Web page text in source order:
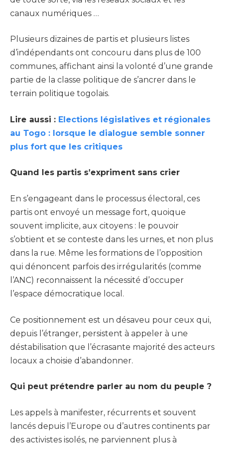
canaux numériques …
Plusieurs dizaines de partis et plusieurs listes
d’indépendants ont concouru dans plus de 100
communes, affichant ainsi la volonté d’une grande
partie de la classe politique de s’ancrer dans le
terrain politique togolais.
Lire aussi : Elections législatives et régionales
au Togo : lorsque le dialogue semble sonner
plus fort que les critiques
Quand les partis s’expriment sans crier
En s’engageant dans le processus électoral, ces
partis ont envoyé un message fort, quoique
souvent implicite, aux citoyens : le pouvoir
s’obtient et se conteste dans les urnes, et non plus
dans la rue. Même les formations de l’opposition
qui dénoncent parfois des irrégularités (comme
l’ANC) reconnaissent la nécessité d’occuper
l’espace démocratique local.
Ce positionnement est un désaveu pour ceux qui,
depuis l’étranger, persistent à appeler à une
déstabilisation que l’écrasante majorité des acteurs
locaux a choisie d’abandonner.
Qui peut prétendre parler au nom du peuple ?
Les appels à manifester, récurrents et souvent
lancés depuis l’Europe ou d’autres continents par
des activistes isolés, ne parviennent plus à